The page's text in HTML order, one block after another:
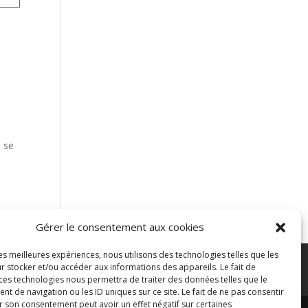
Gérer le consentement aux cookies
meilleures expériences, nous utilisons des technologies telles que les
stocker et/ou accéder aux informations des appareils. Le fait de
technologies nous permettra de traiter des données telles que le
de navigation ou les ID uniques sur ce site. Le fait de ne pas consentir
son consentement peut avoir un effet négatif sur certaines
se
Blog